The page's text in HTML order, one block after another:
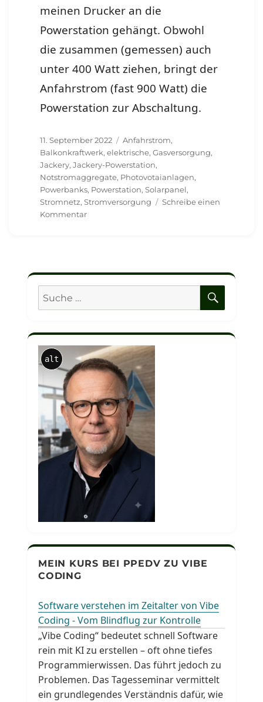
meinen Drucker an die
Powerstation gehängt. Obwohl
die zusammen (gemessen) auch
unter 400 Watt ziehen, bringt der
Anfahrstrom (fast 900 Watt) die
Powerstation zur Abschaltung.
Veröffentlicht
am
11. September 2022 Schlagwörter
Anfahrstrom,
Balkonkraftwerk,elektrische,Gasversorgung,
Jackery,Jackery-Powerstation,
Notstromaggregate, Photovotaianlagen,
Powerbanks, Powerstation,Solarpanel,
Stromnetz,Stromversorgung
Schreibe einen
Kommentarzu
Suche
nach:
alt
MEIN KURS BEI PPEDV ZU VIBE
CODING
Software verstehen im Zeitalter von Vibe
Coding - Vom Blindflug zur Kontrolle
„Vibe Coding“ bedeutet schnell Software
rein mit KI zu erstellen – oft ohne tiefes
Programmierwissen. Das führt jedoch zu
Problemen. Das Tagesseminar vermittelt
ein grundlegendes Verständnis dafür, wie